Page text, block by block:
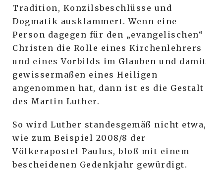
Tradition, Konzilsbeschlüsse und
Dogmatik ausklammert. Wenn eine
Person dagegen für den „evangelischen“
Christen die Rolle eines Kirchenlehrers
und eines Vorbilds im Glauben und damit
gewissermaßen eines Heiligen
angenommen hat, dann ist es die Gestalt
des Martin Luther.
So wird Luther standesgemäß nicht etwa,
wie zum Beispiel 2008/8 der
Völkerapostel Paulus, bloß mit einem
bescheidenen Gedenkjahr gewürdigt.